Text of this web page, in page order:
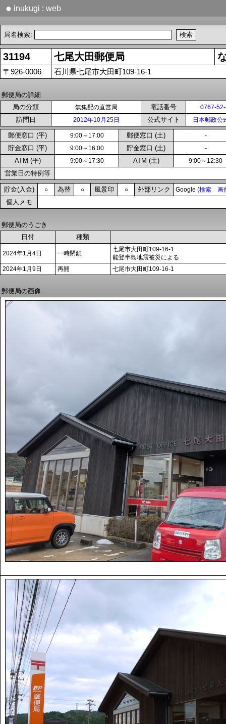
● inukugi : web
局名検索:
31194 七尾大田郵便局
〒926-0006 石川県七尾市大田町109-16-1
郵便局の詳細
局の分類
無集配の直営局 電話番号 0767-
訪問日 2012年10月25日 公式サイト 日本郵政公
郵便窓口 (平) 9:00～17:00 郵便窓口 (土) -
貯金窓口 (平) 9:00～16:00 貯金窓口 (土) -
ATM (平) 9:00～17:30 ATM (土) 9:00～12:30
営業日の特例等
貯金(入金) ○ 為替 ○ 風景印 ○ 外部リンク Google (検索 画
個人メモ
郵便局のうごき
日付
種類
2024年1月4日 一時閉鎖
七尾市大田町109-16-1
能登半島地震被災による
2024年1月9日
再開 七尾市大田町109-16-1
郵便局の画像